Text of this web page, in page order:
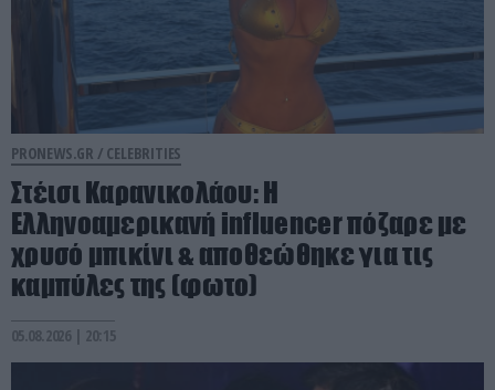
PRONEWS.GR / CELEBRITIES
Στέισι Καρανικολάου: Η
Ελληνοαμερικανή influencer πόζαρε με
χρυσό μπικίνι & αποθεώθηκε για τις
καμπύλες της (φωτο)
05.08.2026 | 20:15